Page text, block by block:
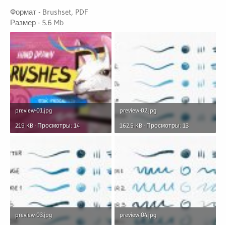
Формат - Brushset, PDF
Размер - 5.6 Mb
preview-01.jpg
219 KB · Просмотры: 14
preview-02.jpg
162.5 KB · Просмотры: 13
preview-03.jpg
preview-04.jpg